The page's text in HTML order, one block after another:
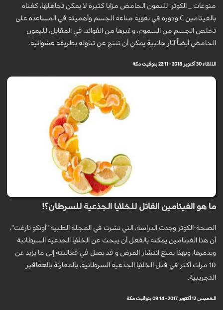
منوعات _ الكوثر: لليمون الحامض مزايا كثيرة لا يمكن تجاهلها، كغناه
بالفيتامين C ودوره في تقوية مناعة الجسم وأهميته في المساعدة على
تخلص الجسم من السموم، وغيرها من الفوائد. في المقابل، لليمون
الحامض أيضاً آثار جانبية يمكن أن تنتج عن تناوله بطريقة عشوائية.
الثلاثاء 30 أكتوبر 2018 - 22:11 بتوقيت مكة
ما هو الفيتامين القاتل للخلايا الجذعية للسرطان؟!
الصحة-الكوثر وجدت الدراسة، التي نشرت في المجلة الطبية "أونكو تارغت"،
أن هذا الفيتامين يمكنه بالفعل أن يبحث عن الخلايا الجذعية السرطانية
ويدمرها، وبهذا يمنع انتشار المرض و قد يصل في فعاليته إلى ما يزيد عن
10 مرات أكثر في قتل الخلايا الجذعية السرطانية، بالمقارنة بالعقاقير
التجريبية.
الخميس 12 أكتوبر 2017 - 09:14 بتوقيت مكة